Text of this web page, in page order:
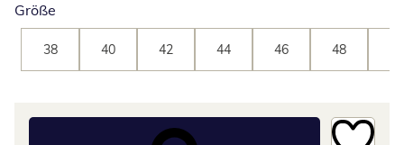
Größe
38 40 42 44 46 48